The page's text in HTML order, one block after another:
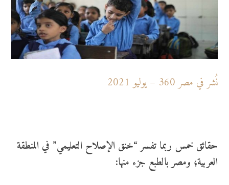
نُشر في مصر 360 – يوليو 2021
حقائق خمس ربما تفسر “خنق الإصلاح التعليمي” في المنطقة
العربية؛ ومصر بالطبع جزء منها: